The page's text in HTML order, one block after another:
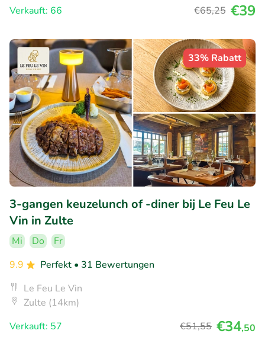
Verkauft: 66
€65,25 €39
33% Rabatt
3-gangen keuzelunch of -diner bij Le Feu Le
Vin in Zulte
Mi Do
Fr
9.9
Perfekt • 31 Bewertungen
Le Feu Le Vin
Zulte (14km)
Verkauft: 57
€51,55 €34,50